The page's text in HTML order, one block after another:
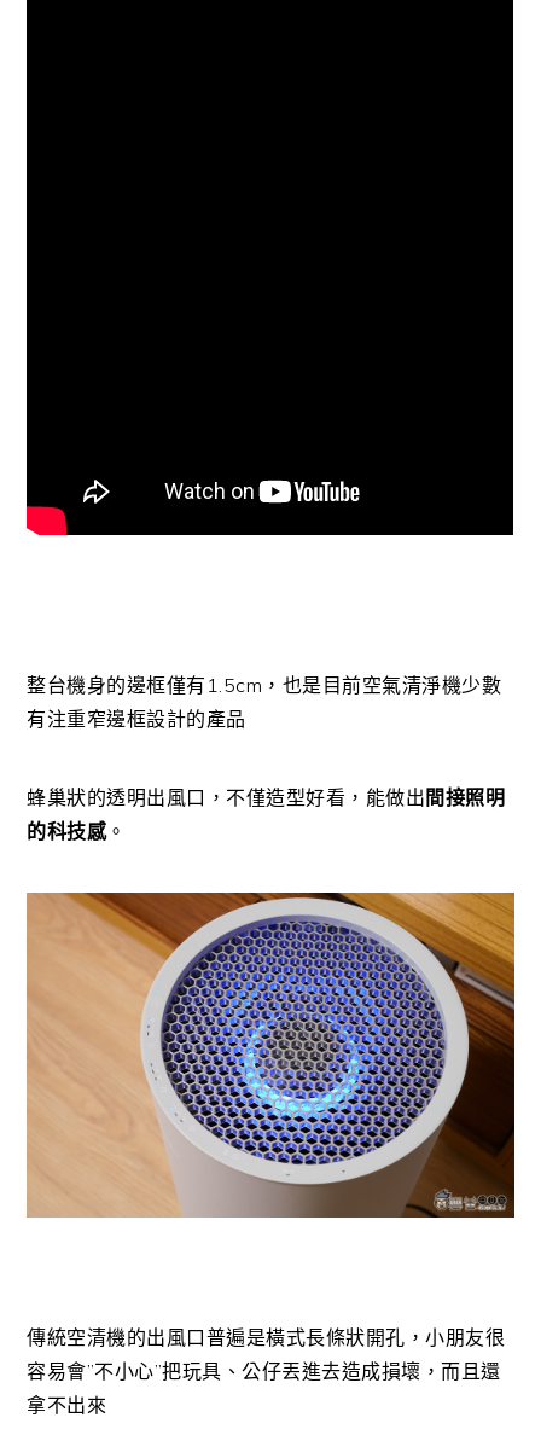
整台機身的邊框僅有1.5cm，也是目前空氣清淨機少數
有注重窄邊框設計的產品
蜂巢狀的透明出風口，不僅造型好看，能做出 間接照明
的科技感。
傳統空清機的出風口普遍是橫式長條狀開孔，小朋友很
容易會”不小心”把玩具、公仔丟進去造成損壞，而且還
拿不出來